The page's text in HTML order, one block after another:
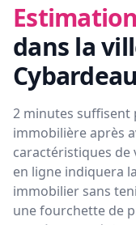
dans la
2 minutes
immobilière après
caractéristiques
en ligne indiquera
immobilier sans
une fourchette de